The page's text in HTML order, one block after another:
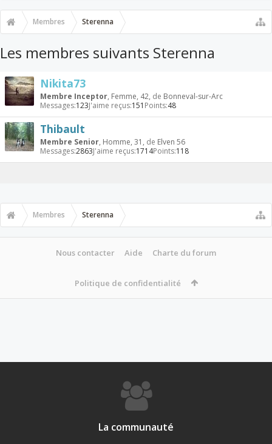
Membres Sterenna
Les membres suivants Sterenna
Nikita73
Membre Inceptor, Femme, 42, de Bonneval-sur-Arc
Messages:123J'aime reçus:151 Points:48
Thibault
Membre Senior, Homme, 31, de Elven 56
Messages:2863J'aime reçus:1714Points:118
Membres Sterenna
Nous contacter Aide Charte du forum
Politique de confidentialité
La communauté